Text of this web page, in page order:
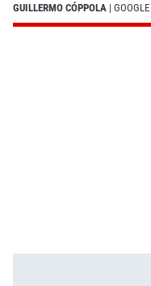
GUILLERMO CÓPPOLA | GOOGLE